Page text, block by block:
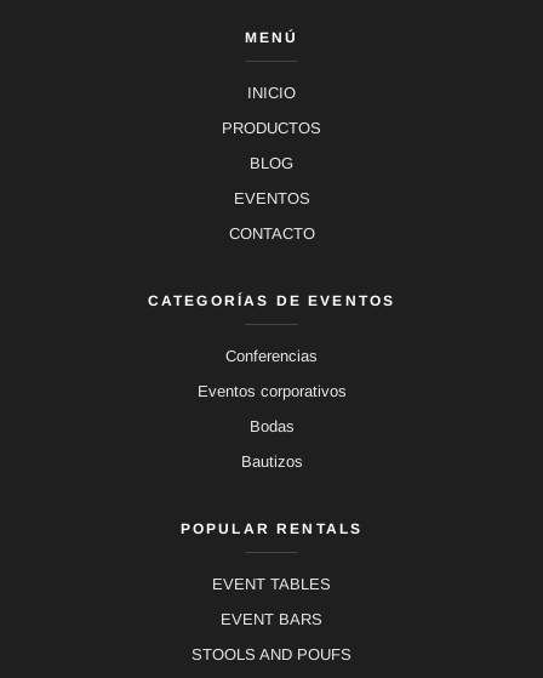
MENÚ
INICIO
PRODUCTOS
BLOG
EVENTOS
CONTACTO
CATEGORÍAS DE EVENTOS
Conferencias
Eventos corporativos
Bodas
Bautizos
POPULAR RENTALS
EVENT TABLES
EVENT BARS
STOOLS AND POUFS